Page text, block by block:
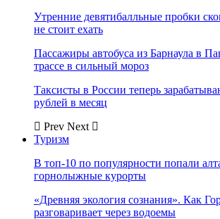
Утренние девятибалльные пробки
не стоит ехать
Пассажиры автобуса из Барнаула в
трассе в сильный мороз
Таксисты в России теперь
рублей в месяц
Prev Next
Туризм
В топ-10 по популярности попали
горнолыжные курорты
«Древняя экология сознания». Как
разговаривает через водоемы